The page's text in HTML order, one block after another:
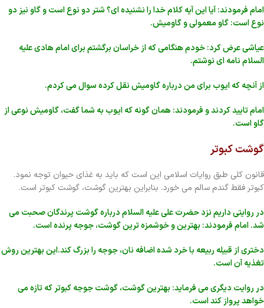
امام فرمودند: آیا این آیه کلام خدا را نشنیده ای؟ شتر دو نوع است و گاو نیز دو
نوع است: گاو معمولی و گاومیش.
عیاشی عرض کرد: خودم هنگامی که از خراسان برگشتم برای امام هادی علیه
السلام نامه ای نوشتم.
از آنچه که ایوب برای من درباره گاومیش نقل کرده سوال می کردم.
امام تایید کردند و فرمودند: همان گونه که ایوب به شما گفت، گاومیش نوعی از
گاو است.
گوشت کبوتر
قانون کلی طبق روایات اسلامی این است که باید به غذای حیوان توجه نمود.
کبوتر فقط گندم سالم می خورد. بنابراین بهترین گوشت، گوشت کبوتر است.
در روایتی داریم نزد حضرت علی علیه السلام درباره گوشت پرندگان صحبت می
شد. امام فرمودند: بهترین و خوشمزه ترین گوشت، جوجه پرنده است.
دختری از قبیله ربیعه با خرد شده اضافه نان، جوجه را بزرگ کند.این بهترین روش
تغذیه آن است.
در روایت دیگری می فرماید: بهترین گوشت، گوشت جوجه کبوتر که تازه می
خواهد پرواز کند است.